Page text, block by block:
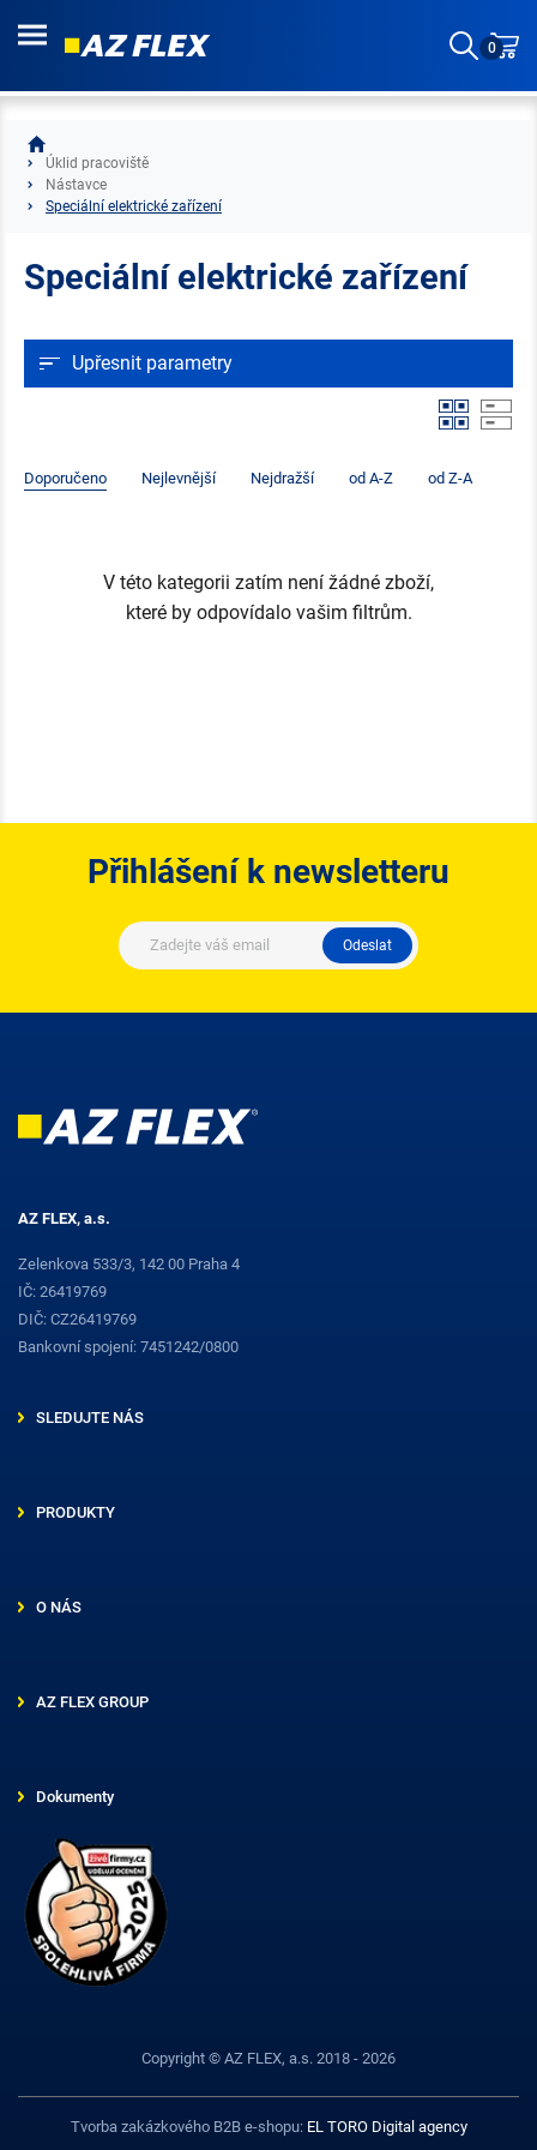
0
Úklid pracoviště
Nástavce
Speciální elektrické zařízení
Speciální elektrické zařízení
Upřesnit parametry
Doporučeno Nejlevnější Nejdražší od A-Z od Z-A
V této kategorii zatím není žádné zboží,
které by odpovídalo vašim filtrům.
Přihlášení k newsletteru
Odeslat
AZ FLEX, a.s.
Zelenkova 533/3, 142 00 Praha 4
IČ: 26419769
DIČ: CZ26419769
Bankovní spojení: 7451242/0800
SLEDUJTE NÁS
PRODUKTY
O NÁS
AZ FLEX GROUP
Dokumenty
Copyright © AZ FLEX, a.s. 2018 - 2026
Tvorba zakázkového B2B e-shopu: EL TORO Digital agency